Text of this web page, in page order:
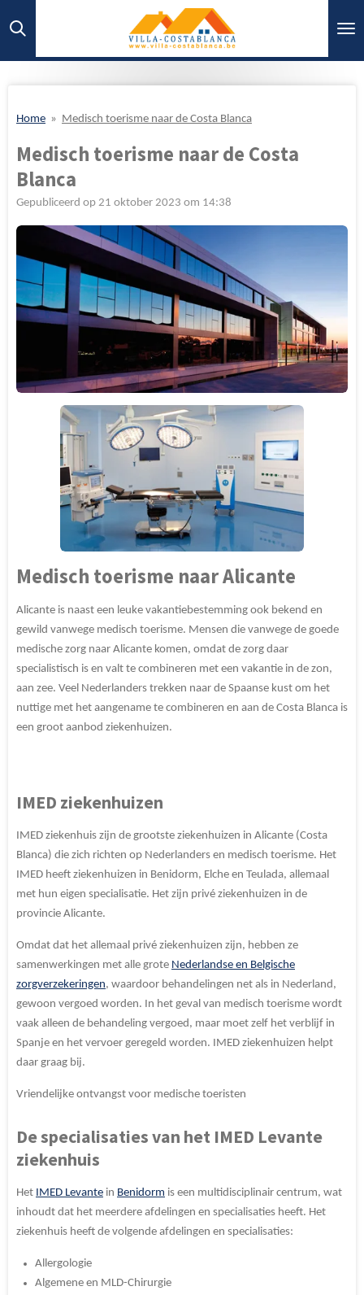
direct
Home » Medisch toerisme naar de Costa Blanca
Medisch toerisme naar de Costa
Blanca
Gepubliceerd op 21 oktober 2023 om 14:38
Medisch toerisme naar Alicante
Alicante is naast een leuke vakantiebestemming ook bekend en
gewild vanwege medisch toerisme. Mensen die vanwege de goede
medische zorg naar Alicante komen, omdat de zorg daar
specialistisch is en valt te combineren met een vakantie in de zon,
aan zee. Veel Nederlanders trekken naar de Spaanse kust om het
nuttige met het aangename te combineren en aan de Costa Blanca is
een groot aanbod ziekenhuizen.
IMED ziekenhuizen
IMED ziekenhuis zijn de grootste ziekenhuizen in Alicante (Costa
Blanca) die zich richten op Nederlanders en medisch toerisme. Het
IMED heeft ziekenhuizen in Benidorm, Elche en Teulada, allemaal
met hun eigen specialisatie. Het zijn privé ziekenhuizen in de
provincie Alicante.
Omdat dat het allemaal privé ziekenhuizen zijn, hebben ze
samenwerkingen met alle grote Nederlandse en Belgische
zorgverzekeringen, waardoor behandelingen net als in Nederland,
gewoon vergoed worden. In het geval van medisch toerisme wordt
vaak alleen de behandeling vergoed, maar moet zelf het verblijf in
Spanje en het vervoer geregeld worden. IMED ziekenhuizen helpt
daar graag bij.
Vriendelijke ontvangst voor medische toeristen
De specialisaties van het IMED Levante
ziekenhuis
Het IMED Levante in Benidorm is een multidisciplinair centrum, wat
inhoudt dat het meerdere afdelingen en specialisaties heeft. Het
ziekenhuis heeft de volgende afdelingen en specialisaties:
Allergologie
Algemene en MLD-Chirurgie